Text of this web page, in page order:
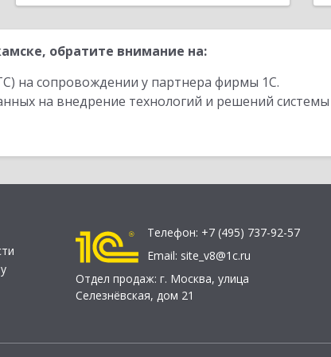
обратите внимание на:
на сопровождении у партнера фирмы 1С.
на внедрение технологий и решений
Телефон: +7 (495) 737-92-57
Email: site_v8@1c.ru
Отдел продаж: г. Москва, улица
Селезнёвская, дом 21